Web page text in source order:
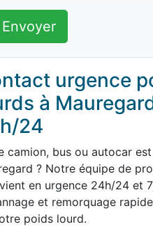
Envoyer
urgence
à
24
camion, bus ou autocar
? Notre équipe de
en urgence 24h/24 et
et remorquage
poids lourd.